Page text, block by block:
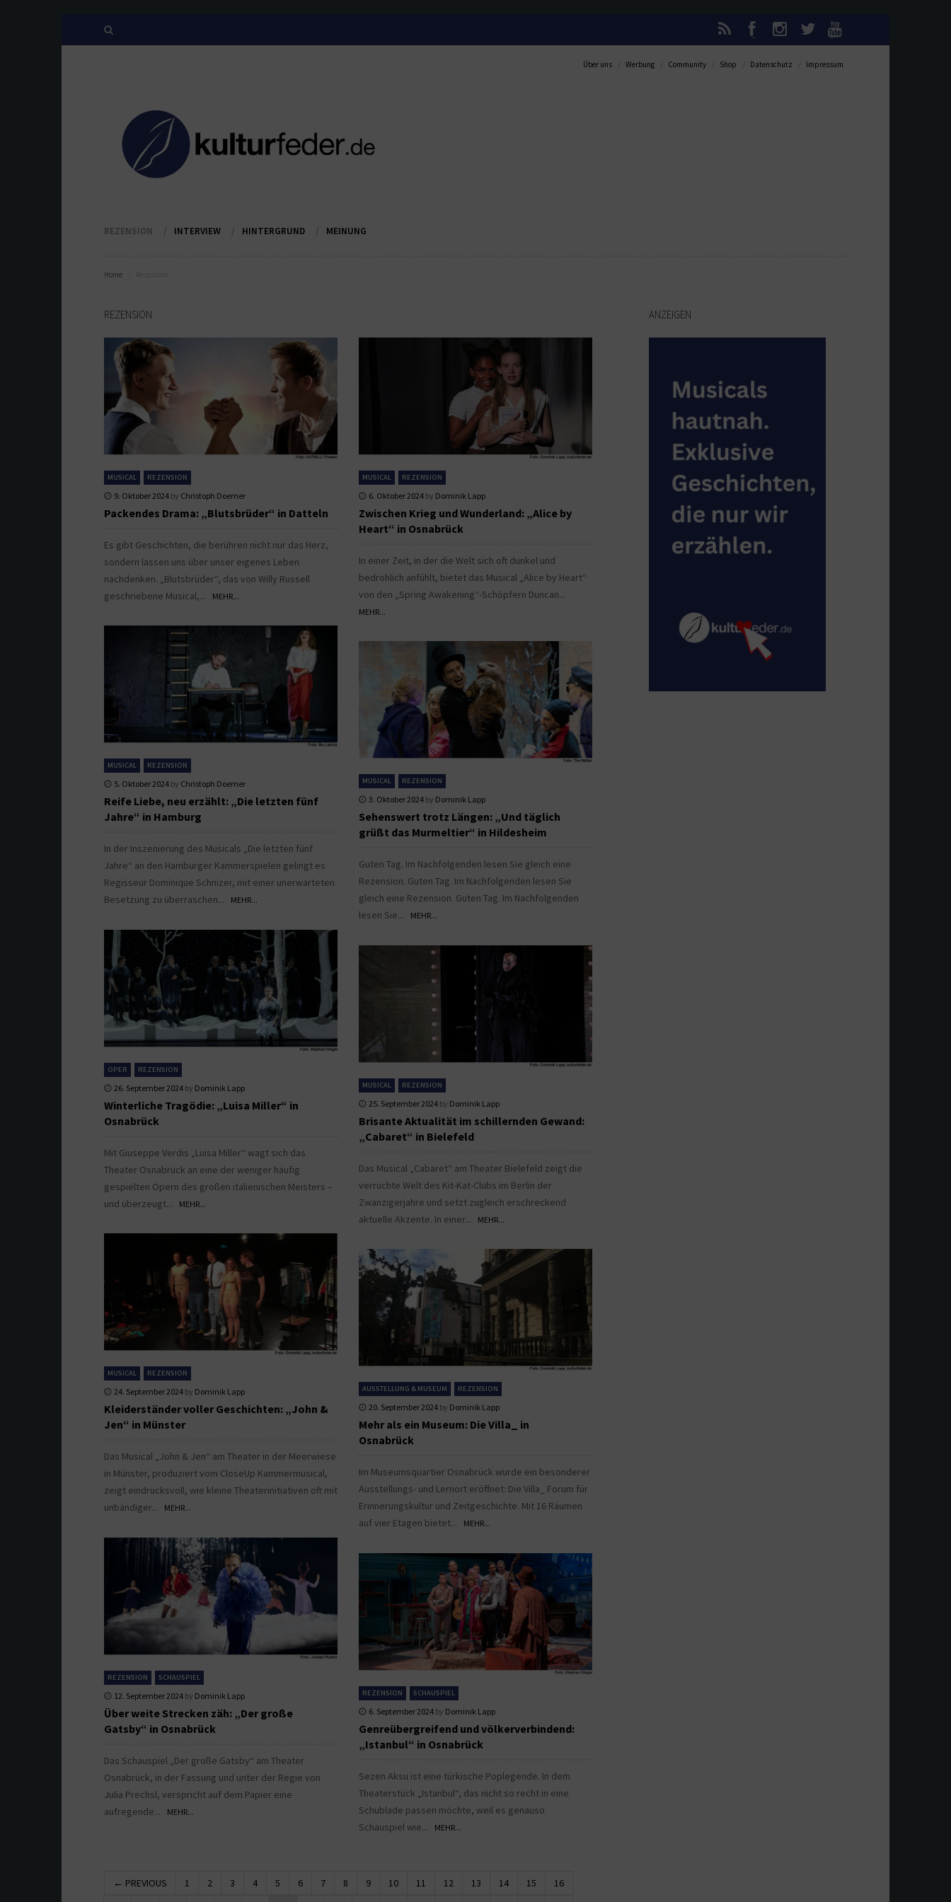
Über uns Werbung Community Shop Datenschutz Impressum
REZENSION INTERVIEW HINTERGRUND MEINUNG
Home
REZENSION
MUSICAL REZENSION
9. Oktober 2024 by Christoph Doerner
Packendes Drama: „Blutsbrüder“ in Datteln
Es gibt Geschichten, die berühren nicht nur das Herz,
sondern lassen uns über unser eigenes Leben
nachdenken. „Blutsbrüder“, das von Willy Russell
geschriebene Musical,...
MEHR...
MUSICAL REZENSION
6. Oktober 2024 by Dominik Lapp
Zwischen Krieg und Wunderland: „Alice by
Heart“ in Osnabrück
In einer Zeit, in der die Welt sich oft dunkel und
bedrohlich anfühlt, bietet das Musical „Alice by Heart“
von den „Spring Awakening“-Schöpfern Duncan...
MEHR...
MUSICAL REZENSION
5. Oktober 2024 by Christoph Doerner
Reife Liebe, neu erzählt: „Die letzten fünf
Jahre“ in Hamburg
In der Inszenierung des Musicals „Die letzten fünf
Jahre“ an den Hamburger Kammerspielen gelingt es
Regisseur Dominique Schnizer, mit einer unerwarteten
Besetzung zu überraschen...
MEHR...
MUSICAL REZENSION
3. Oktober 2024 by Dominik Lapp
Sehenswert trotz Längen: „Und täglich
grüßt das Murmeltier“ in Hildesheim
Guten Tag. Im Nachfolgenden lesen Sie gleich eine
Rezension. Guten Tag. Im Nachfolgenden lesen Sie
gleich eine Rezension. Guten Tag. Im Nachfolgenden
lesen Sie...
MEHR...
OPER REZENSION
26. September 2024 by Dominik Lapp
Winterliche Tragödie: „Luisa Miller“ in
Osnabrück
Mit Giuseppe Verdis „Luisa Miller“ wagt sich das
Theater Osnabrück an eine der weniger häufig
gespielten Opern des großen italienischen Meisters –
und überzeugt...
MEHR...
MUSICAL REZENSION
25. September 2024 by Dominik Lapp
Brisante Aktualität im schillernden Gewand:
„Cabaret“ in Bielefeld
Das Musical „Cabaret“ am Theater Bielefeld zeigt die
verruchte Welt des Kit-Kat-Clubs im Berlin der
Zwanzigerjahre und setzt zugleich erschreckend
aktuelle Akzente. In einer...
MEHR...
MUSICAL REZENSION
24. September 2024 by Dominik Lapp
Kleiderständer voller Geschichten: „John &
Jen“ in Münster
Das Musical „John & Jen“ am Theater in der Meerwiese
in Münster, produziert vom CloseUp Kammermusical,
zeigt eindrucksvoll, wie kleine Theaterinitiativen oft mit
unbändiger...
MEHR...
AUSSTELLUNG & MUSEUM REZENSION
20. September 2024 by Dominik Lapp
Mehr als ein Museum: Die Villa_ in
Osnabrück
Im Museumsquartier Osnabrück wurde ein besonderer
Ausstellungs- und Lernort eröffnet: Die Villa_ Forum für
Erinnerungskultur und Zeitgeschichte. Mit 16 Räumen
auf vier Etagen bietet...
MEHR...
REZENSION SCHAUSPIEL
12. September 2024 by Dominik Lapp
Über weite Strecken zäh: „Der große
Gatsby“ in Osnabrück
Das Schauspiel „Der große Gatsby“ am Theater
Osnabrück, in der Fassung und unter der Regie von
Julia Prechsl, verspricht auf dem Papier eine
aufregende...
MEHR...
REZENSION SCHAUSPIEL
6. September 2024 by Dominik Lapp
Genreübergreifend und völkerverbindend:
„Istanbul“ in Osnabrück
Sezen Aksu ist eine türkische Poplegende. In dem
Theaterstück „Istanbul“, das nicht so recht in eine
Schublade passen möchte, weil es genauso
Schauspiel wie...
MEHR...
← PREVIOUS 1 2 3 4 5 6 7 8 9 10 11 12 13 14 15
16
ANZEIGEN